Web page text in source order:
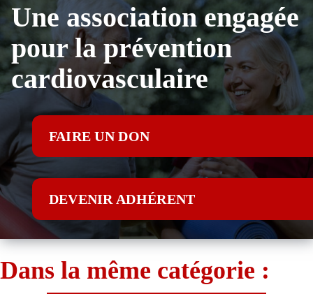
Une association engagée
pour la prévention
cardiovasculaire
FAIRE UN DON
DEVENIR ADHÉRENT
Dans la même catégorie :